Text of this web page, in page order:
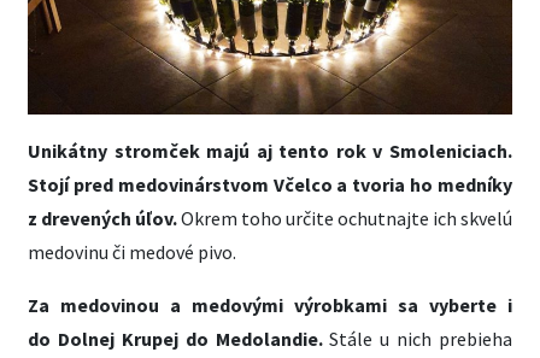
Unikátny stromček majú aj tento rok v Smoleniciach.
Stojí pred medovinárstvom Včelco a tvoria ho medníky
z drevených úľov.Okrem toho určite ochutnajte ich skvelú
medovinu či medové pivo.
Za medovinou a medovými výrobkami sa vyberte i
do Dolnej Krupej do Medolandie.Stále u nich prebieha